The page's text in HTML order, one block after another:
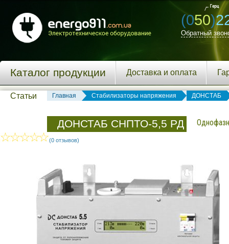
(050)
Обратный
Каталог продукции Доставка и оплата
Статьи Главная Стабилизаторы напряжения ДОНСТАБ
ДОНСТАБ СНПТО-5,5 РД
(0 отзывов)